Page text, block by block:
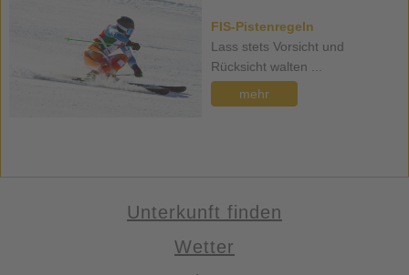
FIS-Pistenregeln
Lass stets Vorsicht und
Rücksicht walten ...
mehr
Unterkunft finden
Wetter